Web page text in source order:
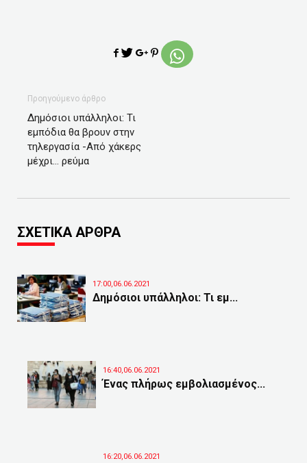
Προηγούμενο άρθρο
Δημόσιοι υπάλληλοι: Τι
εμπόδια θα βρουν στην
τηλεργασία -Από χάκερς
μέχρι… ρεύμα
ΣΧΕΤΙΚΑ ΑΡΘΡΑ
17:00,06.06.2021
Δημόσιοι υπάλληλοι: Τι εμ...
16:40,06.06.2021
Ένας πλήρως εμβολιασμένος...
16:20,06.06.2021